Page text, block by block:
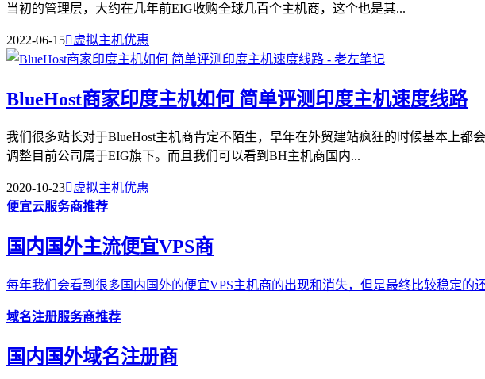
当初的管理层，大约在几年前EIG收购全球几百个主机商，这个也是其...
2022-06-15虚拟主机优惠
BlueHost商家印度主机如何 简单评测印度主机速度线路
我们很多站长对于BlueHost主机商肯定不陌生，早年在外贸建站疯狂的时候基本上
调整目前公司属于EIG旗下。而且我们可以看到BH主机商国内...
2020-10-23虚拟主机优惠
便宜云服务商推荐
国内国外主流便宜VPS商
每年我们会看到很多国内国外的便宜VPS主机商的出现和消失，但是最终比较稳定的
域名注册服务商推荐
国内国外域名注册商